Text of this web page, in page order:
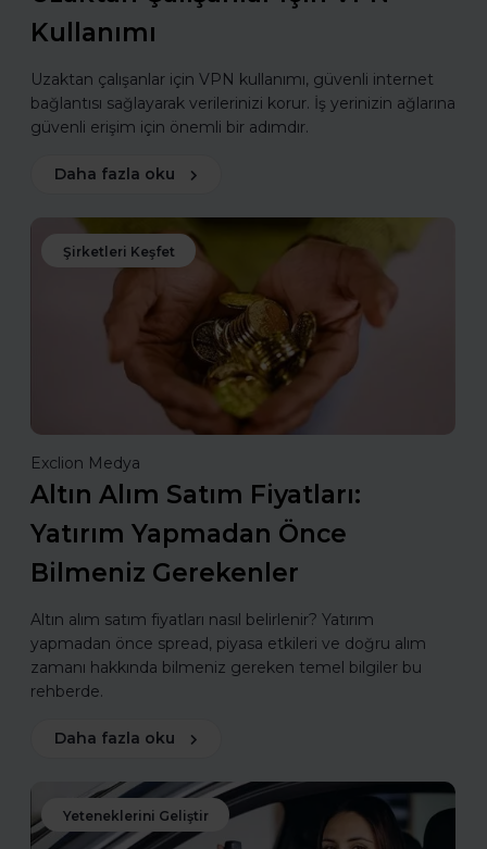
Kullanımı
Uzaktan çalışanlar için VPN kullanımı, güvenli internet
bağlantısı sağlayarak verilerinizi korur. İş yerinizin ağlarına
güvenli erişim için önemli bir adımdır.
Daha fazla oku
Şirketleri Keşfet
Exclion Medya
Altın Alım Satım Fiyatları:
Yatırım Yapmadan Önce
Bilmeniz Gerekenler
Altın alım satım fiyatları nasıl belirlenir? Yatırım
yapmadan önce spread, piyasa etkileri ve doğru alım
zamanı hakkında bilmeniz gereken temel bilgiler bu
rehberde.
Daha fazla oku
Yeteneklerini Geliştir